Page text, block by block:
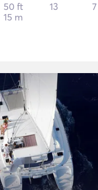
50 ft
15 m
13 7